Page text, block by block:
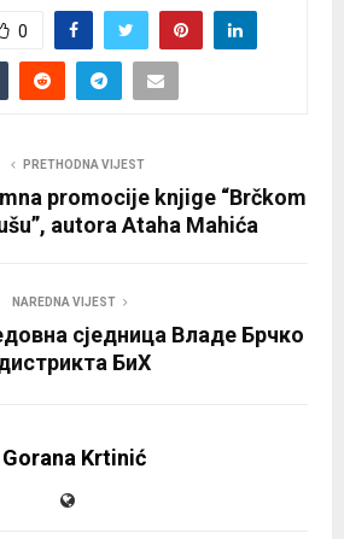
0
PRETHODNA VIJEST
promocije knjige “Brčkom
autora Ataha Mahića
NAREDNA VIJEST
сједница Владе Брчко
БиХ
Gorana Krtinić